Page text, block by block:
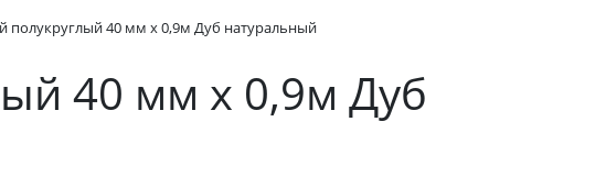
полукруглый 40 мм х 0,9м Дуб натуральный
40 мм х 0,9м Дуб